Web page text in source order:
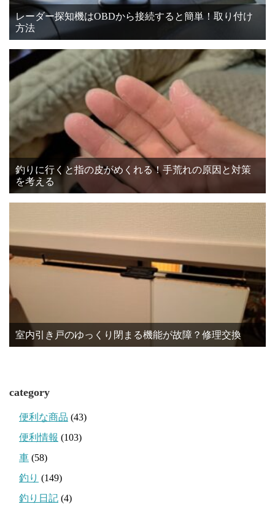
レーダー探知機はOBDから接続すると簡単！取り付け
方法
釣りに行くと指の皮がめくれる！手荒れの原因と対策
を考える
室内引き戸のゆっくり閉まる機能が故障？修理交換
category
便利な商品 (43)
便利情報 (103)
車 (58)
釣り (149)
釣り日記 (4)